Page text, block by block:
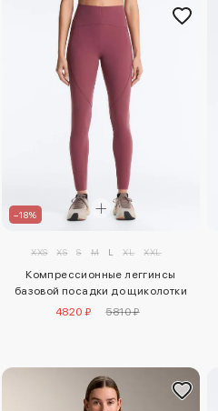
–18%
XXS XS S M L XL XXL
Компрессионные леггинсы
базовой посадки до щиколотки
4820 ₽
5810 ₽